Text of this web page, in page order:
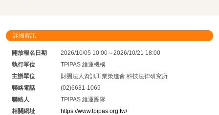
詳細資訊
開放報名日期
2026/10/05 10:00～2026/10/21 18:00
執行單位
TPIPAS 維運機構
主辦單位
財團法人資訊工業策進會 科技法律研究所
聯絡電話
(02)6631-1069
聯絡人
TPIPAS 維運團隊
相關網址
https://www.tpipas.org.tw/